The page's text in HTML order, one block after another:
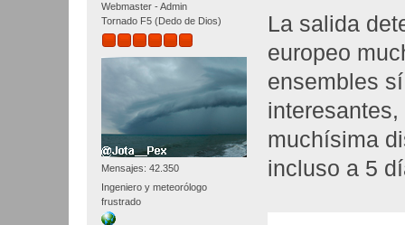
Webmaster - Admin
Tornado F5 (Dedo de Dios)
Mensajes: 42.350
Ingeniero y meteorólogo
frustrado
La salida
europeo
ensembles
muchísima
incluso a 5